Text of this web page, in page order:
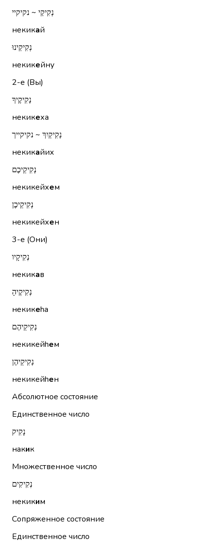
נְקִיקַי ~ נקיקיי
некикай
נְקִיקֵינוּ
некикейну
2-е (Вы)
נְקִיקֶיךָ
некикеха
נְקִיקַיִךְ ~ נקיקייך
некикайих
נְקִיקֵיכֶם
некикейхем
נְקִיקֵיכֶן
некикейхен
3-е (Они)
נְקִיקָיו
некикав
נְקִיקֶיהָ
некикеhа
נְקִיקֵיהֶם
некикейhем
נְקִיקֵיהֶן
некикейhен
Абсолютное состояние
Единственное число
נָקִיק
накик
Множественное число
נְקִיקִים
некиким
Сопряженное состояние
Единственное число